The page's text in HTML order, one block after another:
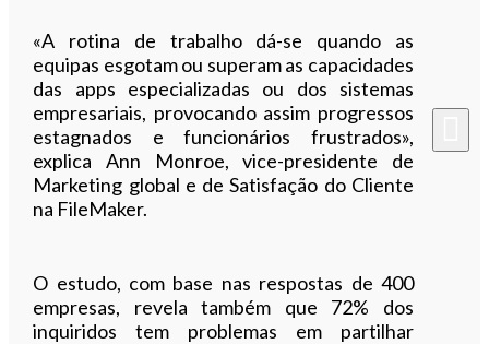
«A rotina de trabalho dá-se quando as
equipas esgotam ou superam as capacidades
das apps especializadas ou dos sistemas
empresariais, provocando assim progressos
estagnados e funcionários frustrados»,
explica Ann Monroe, vice-presidente de
Marketing global e de Satisfação do Cliente
na FileMaker.
O estudo, com base nas respostas de 400
empresas, revela também que 72% dos
inquiridos tem problemas em partilhar